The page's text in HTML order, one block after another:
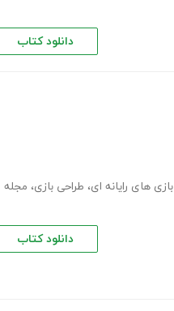
دانلود کتاب
بازی های رایانه ای، طراحی بازی، مجله
دانلود کتاب